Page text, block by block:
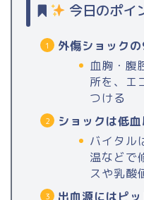
今日のポイ
外傷ショック
血胸・腹
所を、エ
つける
ショックは低
バイタル
温などで
スや乳酸
出血源にはピ